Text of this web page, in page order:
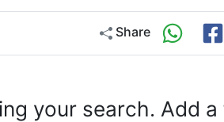
Share
your search. Add a